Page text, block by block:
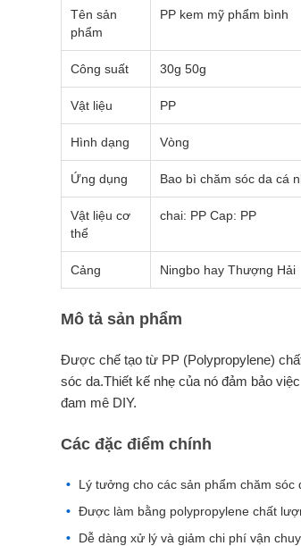
Tên sản
phẩm
PP kem mỹ phẩm bình
Công suất 30g 50g
Vật liệu PP
Hình dạng Vòng
Ứng dụng Bao bì chăm sóc da cá
Vật liệu cơ
thể
chai: PP Cap: PP
Cảng Ningbo hay Thượng Hải
Mô tả sản phẩm
Được chế tạo từ PP (Polypropylene)
sóc da.Thiết kế nhẹ của nó đảm bảo
đam mê DIY.
Các đặc điểm chính
Lý tưởng cho các sản phẩm chăm
Được làm bằng polypropylene chất
Dễ dàng xử lý và giảm chi phí vận